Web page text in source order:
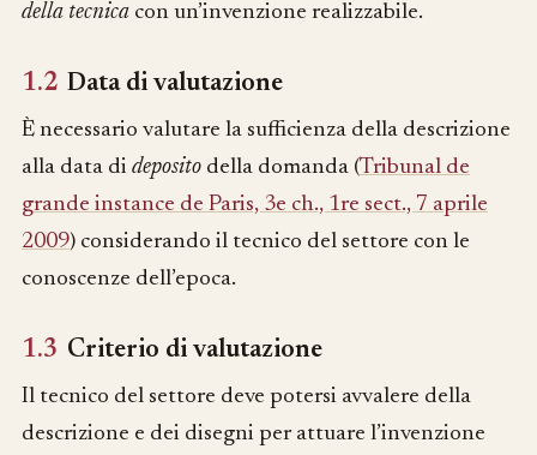
della tecnica con un’invenzione realizzabile.
1.2 Data di valutazione
È necessario valutare la sufficienza della descrizione
alla data di deposito della domanda (Tribunal de
grande instance de Paris, 3e ch., 1re sect., 7 aprile
2009) considerando il tecnico del settore con le
conoscenze dell’epoca.
1.3 Criterio di valutazione
Il tecnico del settore deve potersi avvalere della
descrizione e dei disegni per attuare l’invenzione